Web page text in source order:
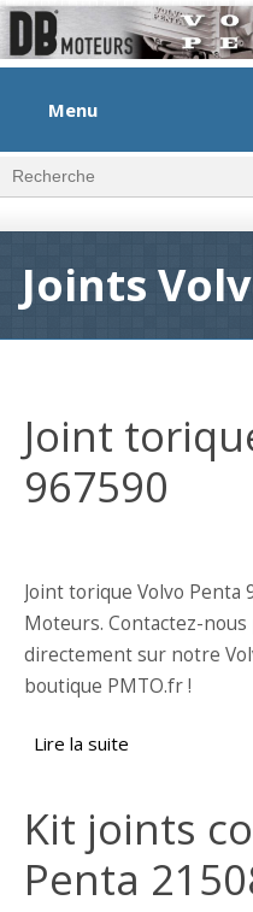
Menu
Formulaire
Joints
Joint
967590
Joint torique Volvo Penta
Moteurs. Contactez-
directement sur notre
boutique PMTO.fr !
Lire la suite
Kit joints
Penta